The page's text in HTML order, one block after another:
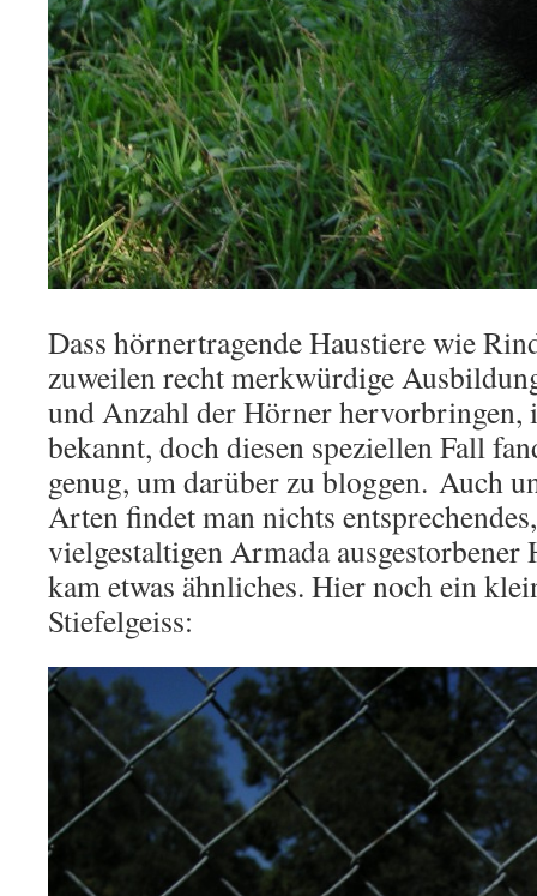
Dass hörnertragende Haustiere wie
zuweilen recht merkwürdige
und Anzahl der Hörner hervorbringen,
bekannt, doch diesen speziellen Fall
genug, um darüber zu bloggen. Auch
Arten findet man nichts
vielgestaltigen Armada
kam etwas ähnliches. Hier noch ein
Stiefelgeiss: